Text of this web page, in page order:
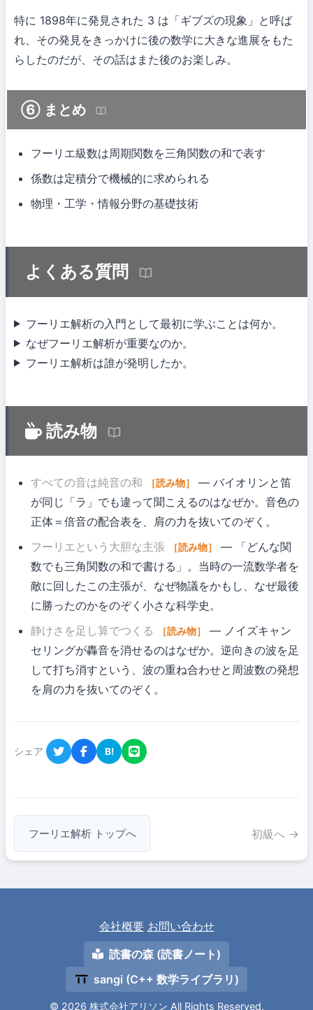
特に 1898年に発見された 3 は「ギブズの現象」と呼ば
れ、その発見をきっかけに後の数学に大きな進展をもた
らしたのだが、その話はまた後のお楽しみ。
⑥ まとめ
フーリエ級数は周期関数を三角関数の和で表す
係数は定積分で機械的に求められる
物理・工学・情報分野の基礎技術
よくある質問
フーリエ解析の入門として最初に学ぶことは何か。
なぜフーリエ解析が重要なのか。
フーリエ解析は誰が発明したか。
読み物
すべての音は純音の和 ［読み物］
— バイオリンと笛
が同じ「ラ」でも違って聞こえるのはなぜか。音色の
正体＝倍音の配合表を、肩の力を抜いてのぞく。
フーリエという大胆な主張
［読み物］
— 「どんな関
数でも三角関数の和で書ける」。当時の一流数学者を
敵に回したこの主張が、なぜ物議をかもし、なぜ最後
に勝ったのかをのぞく小さな科学史。
静けさを足し算でつくる
［読み物］
— ノイズキャン
セリングが轟音を消せるのはなぜか。逆向きの波を足
して打ち消すという、波の重ね合わせと周波数の発想
を肩の力を抜いてのぞく。
シェア B!
フーリエ解析 トップへ 初級へ →
会社概要 お問い合わせ
読書の森 (読書ノート)
sangi (C++ 数学ライブラリ)
© 2026 株式会社アリソン All Rights Reserved.